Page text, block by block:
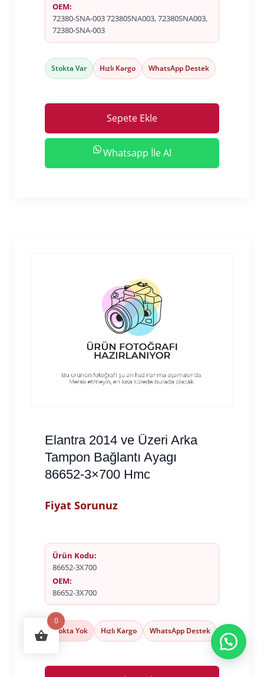
OEM:
72380-SNA-003 72380SNA003, 72380SNA003,
72380-SNA-003
Stokta Var Hızlı Kargo WhatsApp Destek
Sepete Ekle
Whatsapp İle Al
Elantra 2014 ve Üzeri Arka
Tampon Bağlantı Ayagı
86652-3×700 Hmc
Fiyat Sorunuz
Ürün Kodu:
86652-3X700
OEM:
86652-3X700
Stokta Yok Hızlı Kargo WhatsApp Destek
0